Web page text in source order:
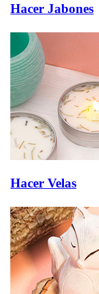
Hacer Jabones
Hacer Velas